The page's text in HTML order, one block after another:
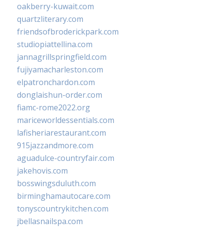
oakberry-kuwait.com
quartzliterary.com
friendsofbroderickpark.com
studiopiattellina.com
jannagrillspringfield.com
fujiyamacharleston.com
elpatronchardon.com
donglaishun-order.com
fiamc-rome2022.org
mariceworldessentials.com
lafisheriarestaurant.com
915jazzandmore.com
aguadulce-countryfair.com
jakehovis.com
bosswingsduluth.com
birminghamautocare.com
tonyscountrykitchen.com
jbellasnailspa.com